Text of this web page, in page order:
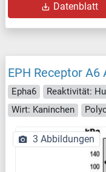
Datenblatt
EPH Receptor
Epha6 Reaktivität:
Wirt: Kaninchen
3 Abbildungen